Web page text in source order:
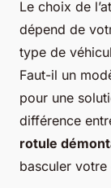
Le choix de
dépend de
type de
Faut-il un
pour une
différence
rotule
basculer